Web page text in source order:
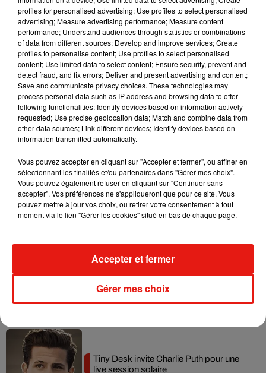
neuvième position, mascotte, en espérant que le costume ne
tienne pas trop chaud !
Becky G sur son nouveau single
Tiny Desk invite Charlie Puth pour une
live session solaire
profiles for personalised advertising; Use profiles to select personalised
advertising; Measure advertising performance; Measure content
performance; Understand audiences through statistics or combinations
of data from different sources; Develop and improve services; Create
profiles to personalise content; Use profiles to select personalised
content; Use limited data to select content; Ensure security, prevent and
detect fraud, and fix errors; Deliver and present advertising and content;
Save and communicate privacy choices. These technologies may
process personal data such as IP address and browsing data to offer
following functionalities: Identify devices based on information actively
requested; Use precise geolocation data; Match and combine data from
other data sources; Link different devices; Identify devices based on
information transmitted automatically.
Vous pouvez accepter en cliquant sur "Accepter et fermer", ou affiner en
sélectionnant les finalités et/ou partenaires dans "Gérer mes choix".
Vous pouvez également refuser en cliquant sur "Continuer sans
accepter". Vos préférences ne s'appliqueront que pour ce site. Vous
pouvez mettre à jour vos choix, ou retirer votre consentement à tout
moment via le lien "Gérer les cookies" situé en bas de chaque page.
Gérer mes choix
Accepter et fermer